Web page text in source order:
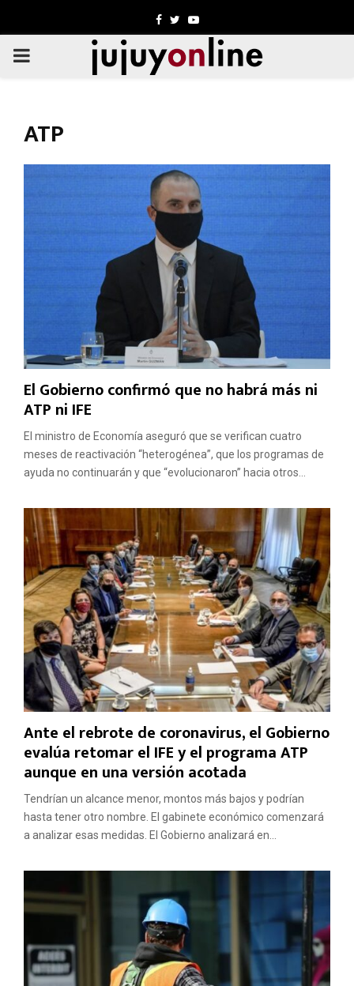
Facebook
TwitterYoutube
PRIMARY
ATP
El Gobierno confirmó que no habrá más ni
ATP ni IFE
El ministro de Economía aseguró que se verifican cuatro
meses de reactivación “heterogénea”, que los programas de
ayuda no continuarán y que “evolucionaron” hacia otros...
Ante el rebrote de coronavirus, el Gobierno
evalúa retomar el IFE y el programa ATP
aunque en una versión acotada
Tendrían un alcance menor, montos más bajos y podrían
hasta tener otro nombre. El gabinete económico comenzará
a analizar esas medidas. El Gobierno analizará en...